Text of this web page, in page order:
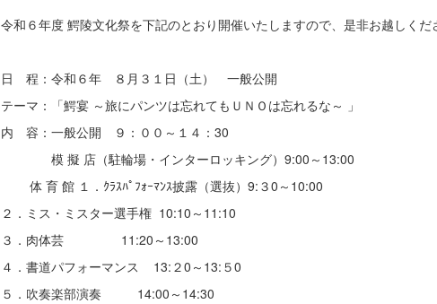
令和６年度 鰐陵文化祭を下記のとおり開催いたしますので、是非お越しくだ
日 程：令和６年 ８月３１日（土） 一般公開
テーマ：「鰐宴 ～旅にパンツは忘れても
内 容：一般公開 ９：００～１４：30
模 擬 店（駐輪場・インターロッキング）9:00～13:00
体 育 館 １．ｸﾗｽﾊﾟﾌｫｰﾏﾝｽ披露（選抜）9:３0～10:00
２．ミス・ミスター選手権 10:10～11:10
３．肉体芸 11:20～13:00
４．書道パフォーマンス 13:２0～13:５0
５．吹奏楽部演奏 14:00～14:30